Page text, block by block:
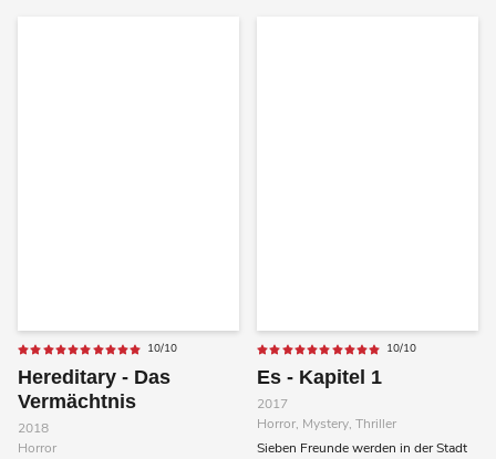
10/10
Hereditary - Das
Vermächtnis
2018
Horror
10/10
Es - Kapitel 1
2017
Horror, Mystery, Thriller
Sieben Freunde werden in der Stadt